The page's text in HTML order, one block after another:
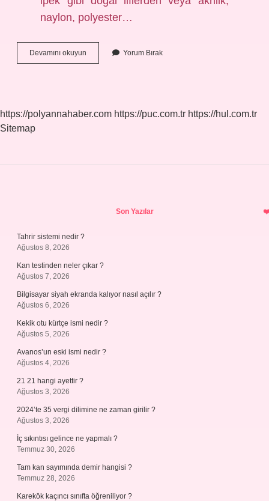
naylon, polyester…
Devamını okuyun
Halı
Yorum Bırak
https://polyannahaber.com https://puc.com.tr https://hul.com.tr
Sitemap
Son Yazılar
Tahrir sistemi nedir ?
Ağustos 8, 2026
Kan testinden neler çıkar ?
Ağustos 7, 2026
Bilgisayar siyah ekranda kalıyor nasıl açılır ?
Ağustos 6, 2026
Kekik otu kürtçe ismi nedir ?
Ağustos 5, 2026
Avanos’un eski ismi nedir ?
Ağustos 4, 2026
21 21 hangi ayettir ?
Ağustos 3, 2026
2024’te 35 vergi dilimine ne zaman girilir ?
Ağustos 3, 2026
İç sıkıntısı gelince ne yapmalı ?
Temmuz 30, 2026
Tam kan sayımında demir hangisi ?
Temmuz 28, 2026
Karekök kaçıncı sınıfta öğreniliyor ?